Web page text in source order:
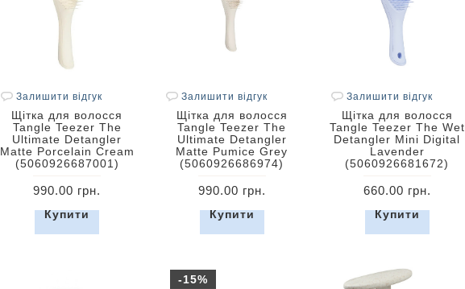
Залишити відгук
Щітка для волосся
Tangle Teezer The
Ultimate Detangler
Matte Porcelain Cream
(5060926687001)
990.00 грн.
Купити
Залишити відгук
Щітка для волосся
Tangle Teezer The
Ultimate Detangler
Matte Pumice Grey
(5060926686974)
990.00 грн.
Купити
Залишити відгук
Щітка для волосся
Tangle Teezer The Wet
Detangler Mini Digital
Lavender
(5060926681672)
660.00 грн.
Купити
-15%